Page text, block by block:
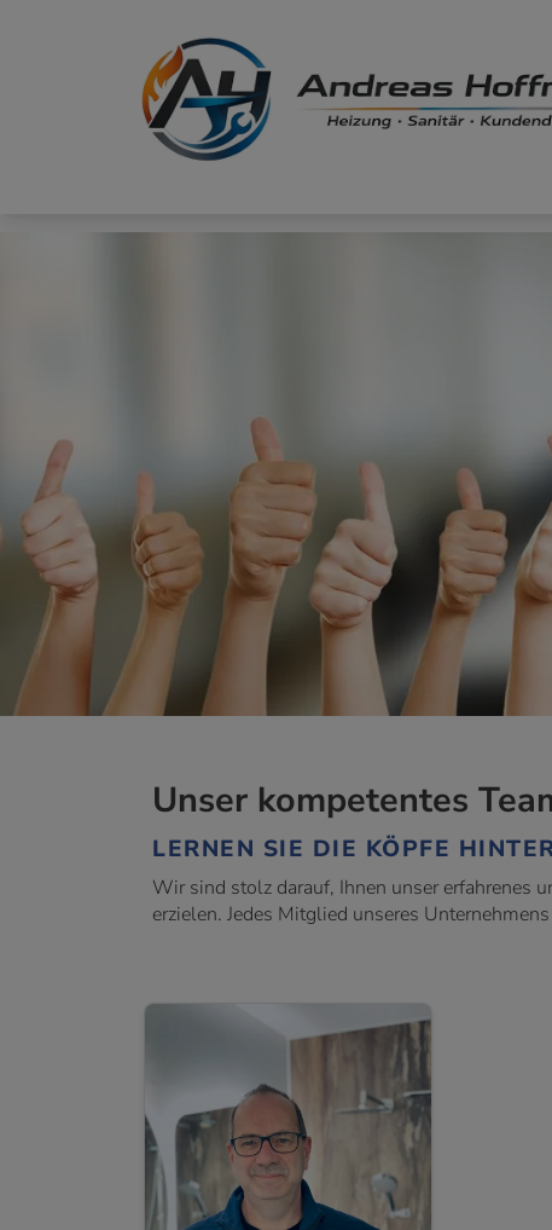
Unser kompetentes
LERNEN SIE DIE KÖPFE
Wir sind stolz darauf, Ihnen unser erfahrenes
erzielen. Jedes Mitglied unseres